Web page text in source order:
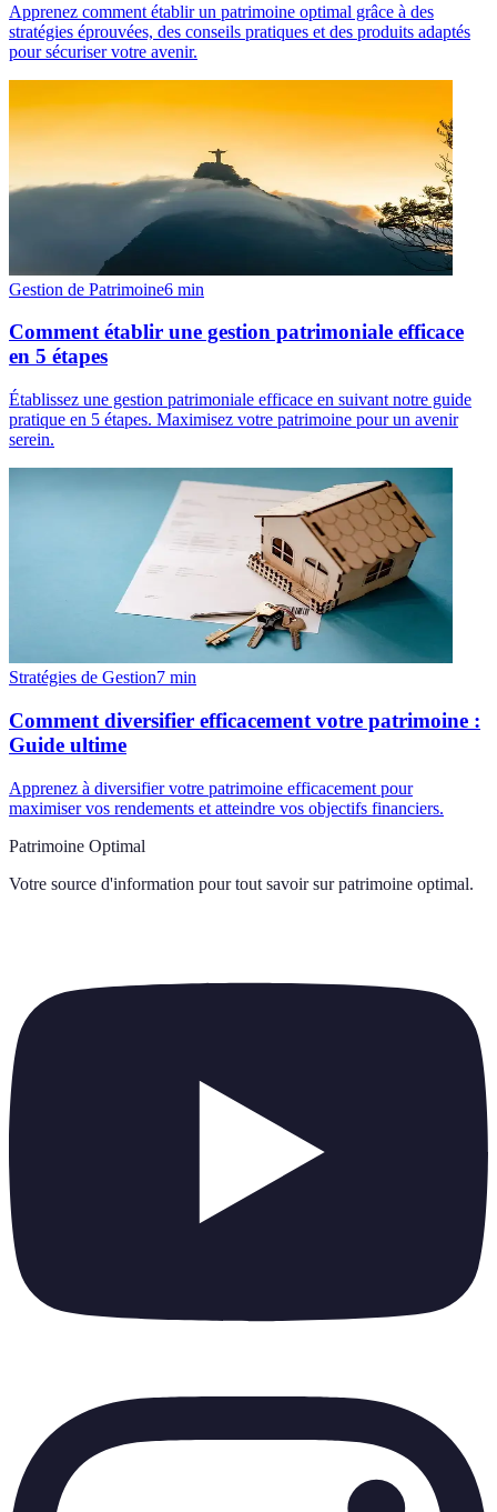
Apprenez comment établir un patrimoine optimal grâce à des
stratégies éprouvées, des conseils pratiques et des produits adaptés
pour sécuriser votre avenir.
Gestion de Patrimoine6 min
Comment établir une gestion patrimoniale efficace
en 5 étapes
Établissez une gestion patrimoniale efficace en suivant notre guide
pratique en 5 étapes. Maximisez votre patrimoine pour un avenir
serein.
Stratégies de Gestion7 min
Comment diversifier efficacement votre patrimoine :
Guide ultime
Apprenez à diversifier votre patrimoine efficacement pour
maximiser vos rendements et atteindre vos objectifs financiers.
Patrimoine Optimal
Votre source d'information pour tout savoir sur patrimoine optimal.